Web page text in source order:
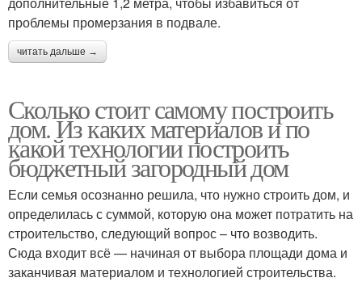
проблемы промерзания в подвале.
читать дальше →
Сколько стоит самому построить
дом. Из каких материалов и по
какой технологии построить
бюджетный загородный дом
Если семья осознанно решила, что нужно строить дом, и
определилась с суммой, которую она может потратить на
строительство, следующий вопрос – что возводить.
Сюда входит всё — начиная от выбора площади дома и
заканчивая материалом и технологией строительства.